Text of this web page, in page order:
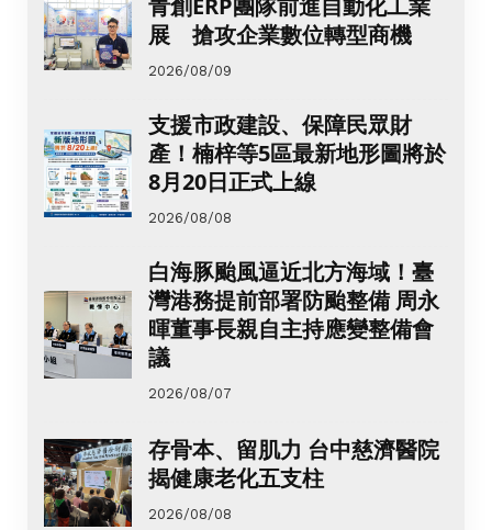
青創ERP團隊前進自動化工業
展 搶攻企業數位轉型商機
2026/08/09
支援市政建設、保障民眾財
產！楠梓等5區最新地形圖將於
8月20日正式上線
2026/08/08
白海豚颱風逼近北方海域！臺
灣港務提前部署防颱整備 周永
暉董事長親自主持應變整備會
議
2026/08/07
存骨本、留肌力 台中慈濟醫院
揭健康老化五支柱
2026/08/08